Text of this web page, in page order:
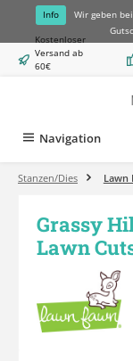
springen
Info Wir geben
Kostenloser
Versand ab
60€
Navigation
Stanzen/Dies Lawn
Grassy
Lawn